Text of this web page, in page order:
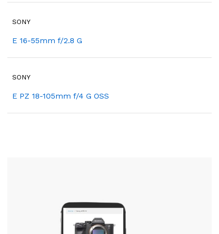
SONY
E 16-55mm f/2.8 G
SONY
E PZ 18-105mm f/4 G OSS